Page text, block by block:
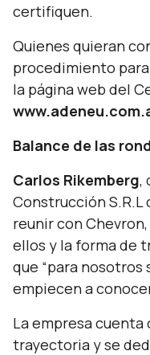
certifiquen.
Quienes quieran
procedimiento
la página web del
Balance de las
Carlos Rikemberg,
Construcción S.R.L
reunir con
ellos y la forma de
que “para nosotros
empiecen a
La empresa cuenta
trayectoria y se